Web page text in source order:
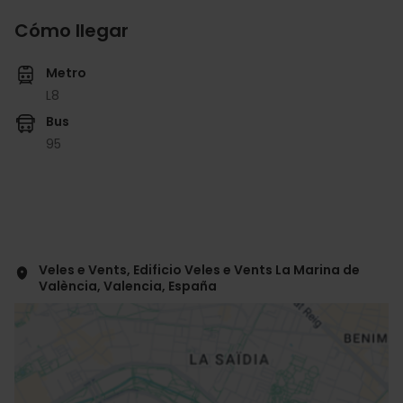
Cómo llegar
Metro
L8
Bus
95
Veles e Vents, Edificio Veles e Vents La Marina de
València, Valencia, España